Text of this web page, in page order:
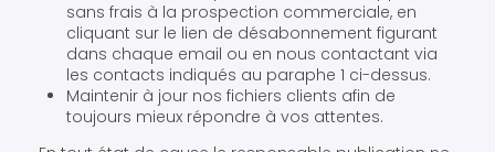
sans frais à la prospection commerciale, en
cliquant sur le lien de désabonnement figurant
dans chaque email ou en nous contactant via
les contacts indiqués au paraphe 1 ci-dessus.
Maintenir à jour nos fichiers clients afin de
toujours mieux répondre à vos attentes.